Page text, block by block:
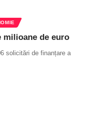
milioane de euro
solicitări de finanțare a